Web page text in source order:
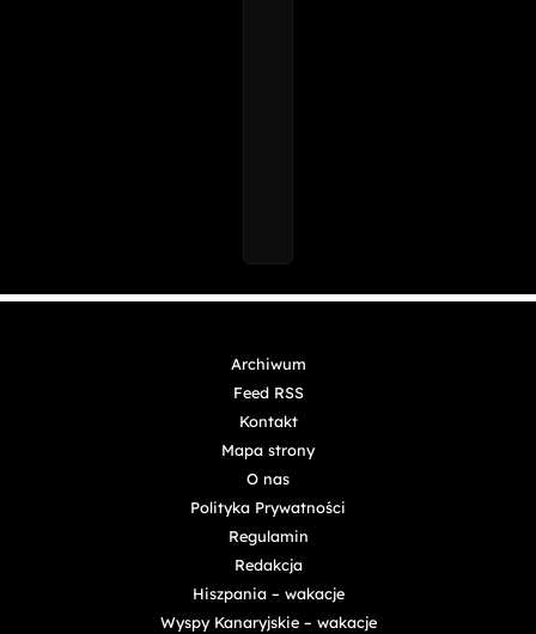
Feed RSS
Kontakt
Mapa strony
O nas
Polityka Prywatności
Regulamin
Redakcja
Hiszpania – wakacje
Wyspy Kanaryjskie – wakacje
Włochy, Rzym – wakacje